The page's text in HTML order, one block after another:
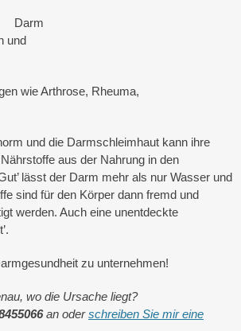
Darm
und
wie Arthrose, Rheuma,
und die Darmschleimhaut kann ihre
aus der Nahrung in den
lässt der Darm mehr als nur Wasser und
sind für den Körper dann fremd und
werden. Auch eine unentdeckte
zu unternehmen!
wo die Ursache liegt?
an oderschreiben Sie mir eine